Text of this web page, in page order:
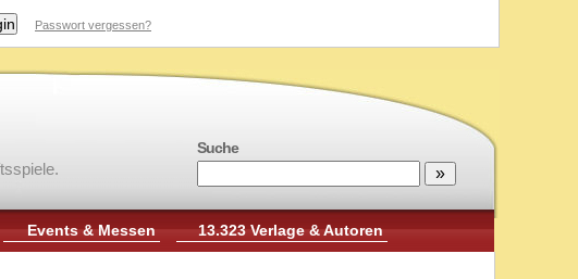
Passwort vergessen?
Suche
Events & Messen 13.323 Verlage & Autoren